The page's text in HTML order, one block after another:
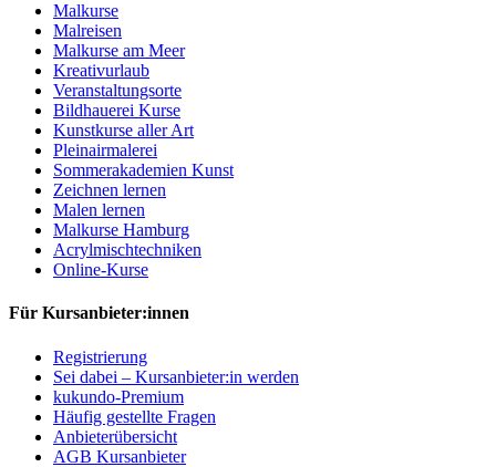
Malkurse
Malreisen
Malkurse am Meer
Kreativurlaub
Veranstaltungsorte
Bildhauerei Kurse
Kunstkurse aller Art
Pleinairmalerei
Sommerakademien Kunst
Zeichnen lernen
Malen lernen
Malkurse Hamburg
Acrylmischtechniken
Online-Kurse
Für Kursanbieter:innen
Registrierung
Sei dabei – Kursanbieter:in werden
kukundo-Premium
Häufig gestellte Fragen
Anbieterübersicht
AGB Kursanbieter